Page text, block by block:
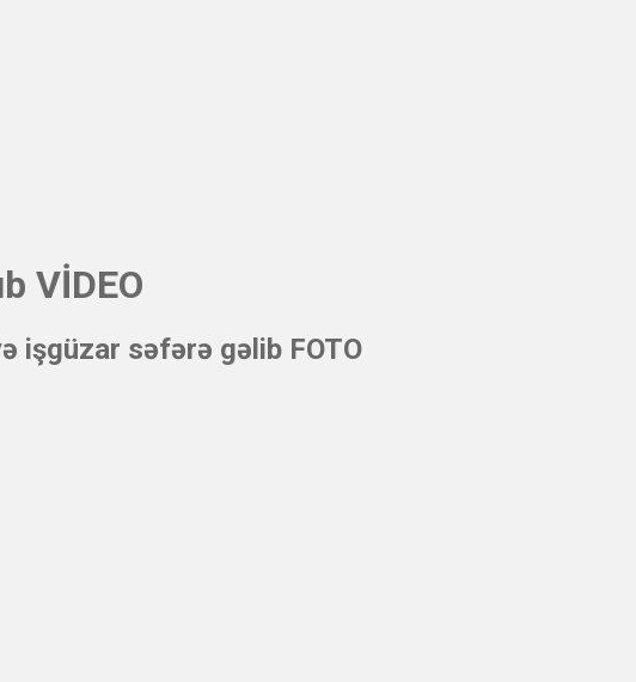
VİDEO
işgüzar səfərə gəlib FOTO